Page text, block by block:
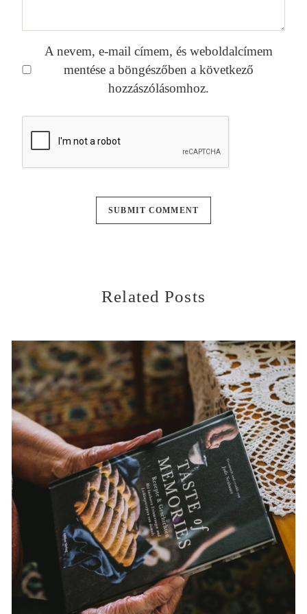
A nevem, e-mail címem, és weboldalcímem
mentése a böngészőben a következő
hozzászólásomhoz.
Related Posts